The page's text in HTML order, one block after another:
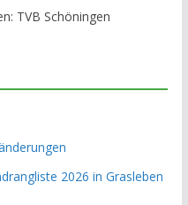
TVB Schöningen
2026 in Grasleben